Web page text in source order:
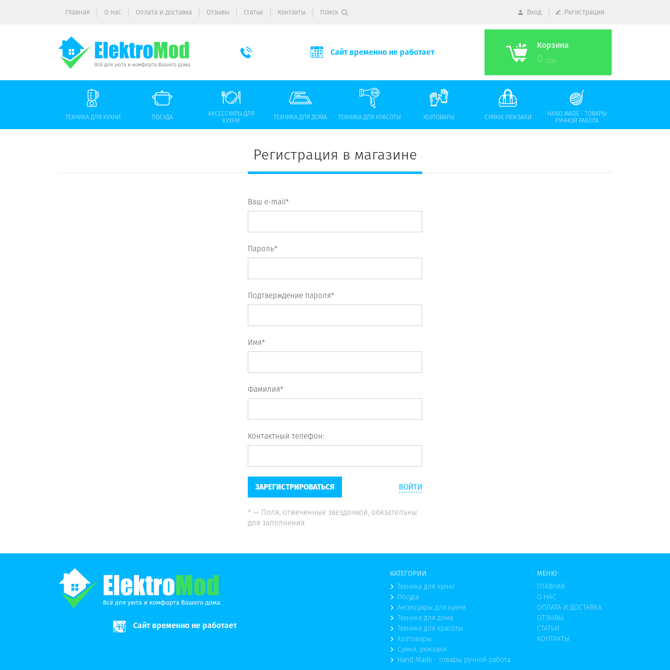
Главная О нас Оплата и доставка Отзывы Статьи Контакты Поиск Вход Регистрация
Сайт временно не работает
Корзина
0 грн
ТЕХНИКА ДЛЯ КУХНИ ПОСУДА
АКСЕССУАРЫ ДЛЯ
КУХНИ
ТЕХНИКА ДЛЯ ДОМА ТЕХНИКА ДЛЯ КРАСОТЫ ХОЗТОВАРЫ СУМКИ, РЮКЗАКИ
HAND MADE - ТОВАРЫ
РУЧНОЙ РАБОТА
Регистрация в магазине
Ваш e-mail*
Пароль*
Подтверждение пароля*
Имя*
Фамилия*
Контактный телефон:
ЗАРЕГИСТРИРОВАТЬСЯ ВОЙТИ
* — Поля, отмеченные звездочкой, обязательны
для заполнения
Сайт временно не работает
КАТЕГОРИИ
Техника для кухни
Посуда
Аксессуары для кухни
Техника для дома
Техника для красоты
Хозтовары
Сумки, рюкзаки
Hand Made - товары ручной работа
МЕНЮ
ГЛАВНАЯ
О НАС
ОПЛАТА И ДОСТАВКА
ОТЗЫВЫ
СТАТЬИ
КОНТАКТЫ